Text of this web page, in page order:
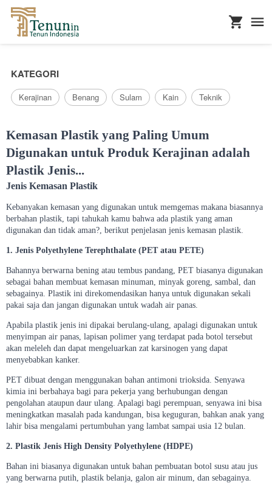
KATEGORI
Kerajinan Benang Sulam Kain Teknik
Kemasan Plastik yang Paling Umum
Digunakan untuk Produk Kerajinan adalah
Plastik Jenis...
Jenis Kemasan Plastik
Kebanyakan kemasan yang digunakan untuk memgemas makana biasannya
berbahan plastik, tapi tahukah kamu bahwa ada plastik yang aman
digunakan dan tidak aman?, berikut penjelasan jenis kemasan plastik.
1. Jenis Polyethylene Terephthalate (PET atau PETE)
Bahannya berwarna bening atau tembus pandang, PET biasanya digunakan
sebagai bahan membuat kemasan minuman, minyak goreng, sambal, dan
sebagainya. Plastik ini direkomendasikan hanya untuk digunakan sekali
pakai saja dan jangan digunakan untuk wadah air panas.
Apabila plastik jenis ini dipakai berulang-ulang, apalagi digunakan untuk
menyimpan air panas, lapisan polimer yang terdapat pada botol tersebut
akan meleleh dan dapat mengeluarkan zat karsinogen yang dapat
menyebabkan kanker.
PET dibuat dengan menggunakan bahan antimoni trioksida. Senyawa
kimia ini berbahaya bagi para pekerja yang berhubungan dengan
pengolahan ataupun daur ulang. Apalagi bagi perempuan, senyawa ini bisa
meningkatkan masalah pada kandungan, bisa keguguran, bahkan anak yang
lahir bisa mengalami pertumbuhan yang lambat sampai usia 12 bulan.
2. Plastik Jenis High Density Polyethylene (HDPE)
Bahan ini biasanya digunakan untuk bahan pembuatan botol susu atau jus
yang berwarna putih, plastik belanja, galon air minum, dan sebagainya.